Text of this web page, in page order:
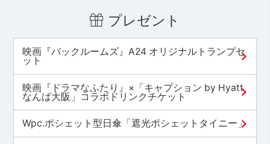
プレゼント
映画『バックルームズ』A24 オリジナルトランプセ
ット
映画『ドラマなふたり』×「キャプション by Hyatt
なんば大阪」コラボドリンクチケット
Wpc.ポシェット型日傘「遮光ポシェットタイニー」